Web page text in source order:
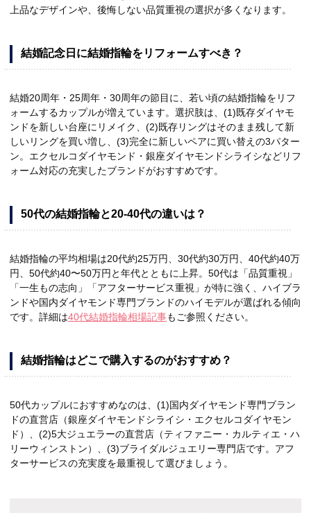
上品なデザインや、後悔しない品質重視の選択が多くなります。
結婚記念日に結婚指輪をリフォームすべき？
結婚20周年・25周年・30周年の節目に、若い頃の結婚指輪をリフ
ォームするカップルが増えています。選択肢は、(1)既存ダイヤモ
ンドを新しい台座にリメイク、(2)既存リングはそのまま残して新
しいリングを買い増し、(3)完全に新しいペアに買い替えの3パター
ン。エクセルコダイヤモンド・銀座ダイヤモンドシライシなどリフ
ォーム対応の充実したブランドがおすすめです。
50代の結婚指輪と20-40代の違いは？
結婚指輪の平均相場は20代約25万円、30代約30万円、40代約40万
円、50代約40〜50万円と年代とともに上昇。50代は「品質重視」
「一生もの志向」「アフターサービス重視」が特に強く、ハイブラ
ンドや国内ダイヤモンド専門ブランドのハイモデルが選ばれる傾向
です。詳細は40代結婚指輪相場記事もご参照ください。
結婚指輪はどこで購入するのがおすすめ？
50代カップルにおすすめなのは、(1)国内ダイヤモンド専門ブラン
ドの直営店（銀座ダイヤモンドシライシ・エクセルコダイヤモン
ド）、(2)5大ジュエラーの直営店（ティファニー・カルティエ・ハ
リーウィンストン）、(3)ブライダルジュエリー専門店です。アフ
ターサービスの充実度を最重視して選びましょう。